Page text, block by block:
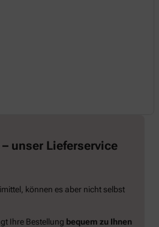
unser Lieferservice
können es aber nicht selbst
Ihre Bestellung bequem zu Ihnen